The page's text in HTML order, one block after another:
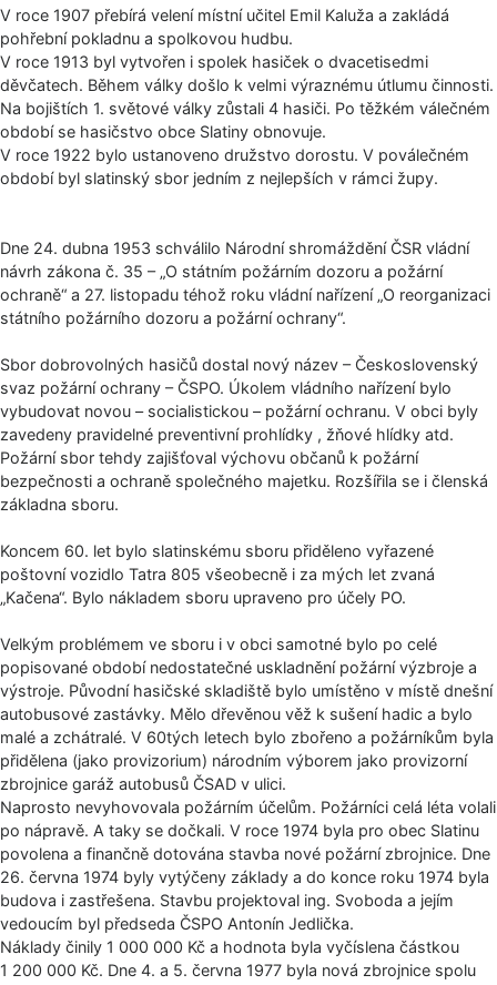
V roce 1907 přebírá velení místní učitel Emil Kaluža a zakládá
pohřební pokladnu a spolkovou hudbu.
V roce 1913 byl vytvořen i spolek hasiček o dvacetisedmi
děvčatech. Během války došlo k velmi výraznému útlumu činnosti.
Na bojištích 1. světové války zůstali 4 hasiči. Po těžkém válečném
období se hasičstvo obce Slatiny obnovuje.
V roce 1922 bylo ustanoveno družstvo dorostu. V poválečném
období byl slatinský sbor jedním z nejlepších v rámci župy.
Dne 24. dubna 1953 schválilo Národní shromáždění ČSR vládní
návrh zákona č. 35 – „O státním požárním dozoru a požární
ochraně“ a 27. listopadu téhož roku vládní nařízení „O reorganizaci
státního požárního dozoru a požární ochrany“.
Sbor dobrovolných hasičů dostal nový název – Československý
svaz požární ochrany – ČSPO. Úkolem vládního nařízení bylo
vybudovat novou – socialistickou – požární ochranu. V obci byly
zavedeny pravidelné preventivní prohlídky , žňové hlídky atd.
Požární sbor tehdy zajišťoval výchovu občanů k požární
bezpečnosti a ochraně společného majetku. Rozšířila se i členská
základna sboru.
Koncem 60. let bylo slatinskému sboru přiděleno vyřazené
poštovní vozidlo Tatra 805 všeobecně i za mých let zvaná
„Kačena“. Bylo nákladem sboru upraveno pro účely PO.
Velkým problémem ve sboru i v obci samotné bylo po celé
popisované období nedostatečné uskladnění požární výzbroje a
výstroje. Původní hasičské skladiště bylo umístěno v místě dnešní
autobusové zastávky. Mělo dřevěnou věž k sušení hadic a bylo
malé a zchátralé. V 60tých letech bylo zbořeno a požárníkům byla
přidělena (jako provizorium) národním výborem jako provizorní
zbrojnice garáž autobusů ČSAD v ulici.
Naprosto nevyhovovala požárním účelům. Požárníci celá léta volali
po nápravě. A taky se dočkali. V roce 1974 byla pro obec Slatinu
povolena a finančně dotována stavba nové požární zbrojnice. Dne
26. června 1974 byly vytýčeny základy a do konce roku 1974 byla
budova i zastřešena. Stavbu projektoval ing. Svoboda a jejím
vedoucím byl předseda ČSPO Antonín Jedlička.
Náklady činily 1 000 000 Kč a hodnota byla vyčíslena částkou
1 200 000 Kč. Dne 4. a 5. června 1977 byla nová zbrojnice spolu